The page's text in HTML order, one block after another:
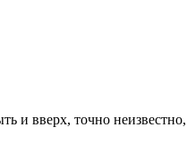
и вверх, точно неизвестно,